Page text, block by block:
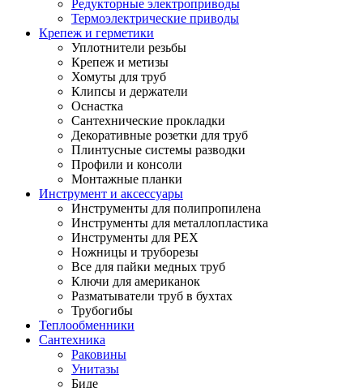
Редукторные электроприводы
Термоэлектрические приводы
Крепеж и герметики
Уплотнители резьбы
Крепеж и метизы
Хомуты для труб
Клипсы и держатели
Оснастка
Сантехнические прокладки
Декоративные розетки для труб
Плинтусные системы разводки
Профили и консоли
Монтажные планки
Инструмент и аксессуары
Инструменты для полипропилена
Инструменты для металлопластика
Инструменты для PEX
Ножницы и труборезы
Все для пайки медных труб
Ключи для американок
Разматыватели труб в бухтах
Трубогибы
Теплообменники
Сантехника
Раковины
Унитазы
Биде